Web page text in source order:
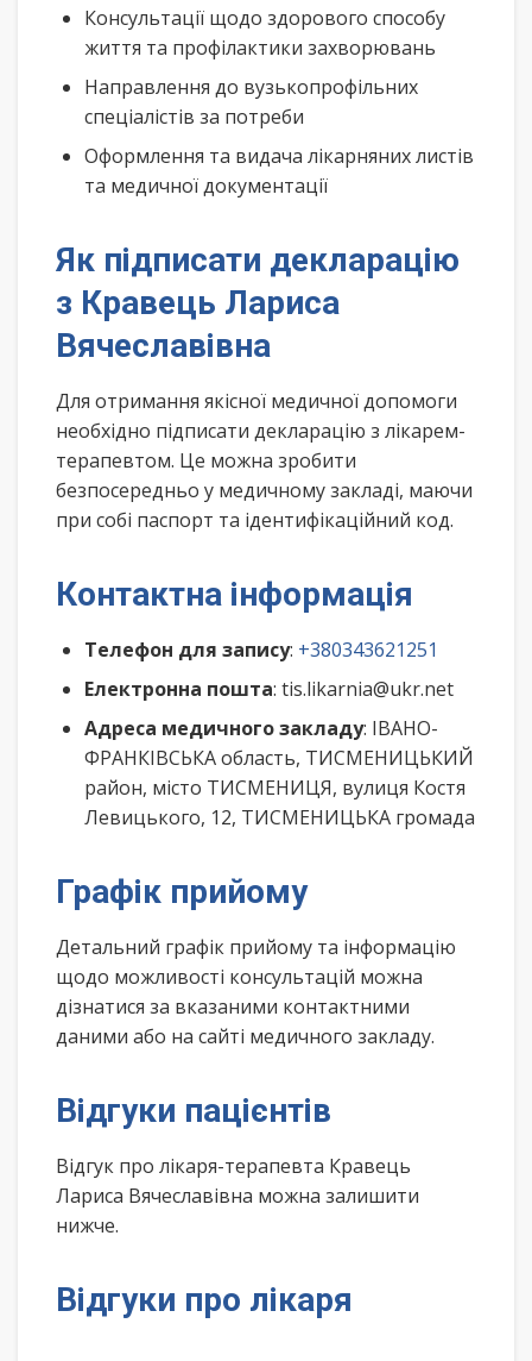
Консультації щодо здорового способу
життя та профілактики захворювань
Направлення до вузькопрофільних
спеціалістів за потреби
Оформлення та видача лікарняних листів
та медичної документації
Як підписати декларацію
з Кравець Лариса
Вячеславівна
Для отримання якісної медичної допомоги
необхідно підписати декларацію з лікарем-
терапевтом. Це можна зробити
безпосередньо у медичному закладі, маючи
при собі паспорт та ідентифікаційний код.
Контактна інформація
Телефон для запису: +380343621251
Електронна пошта: tis.likarnia@ukr.net
Адреса медичного закладу: ІВАНО-
ФРАНКІВСЬКА область, ТИСМЕНИЦЬКИЙ
район, місто ТИСМЕНИЦЯ, вулиця Костя
Левицького, 12, ТИСМЕНИЦЬКА громада
Графік прийому
Детальний графік прийому та інформацію
щодо можливості консультацій можна
дізнатися за вказаними контактними
даними або на сайті медичного закладу.
Відгуки пацієнтів
Відгук про лікаря-терапевта Кравець
Лариса Вячеславівна можна залишити
нижче.
Відгуки про лікаря